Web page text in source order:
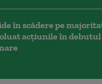
în scădere pe
acțiunile în